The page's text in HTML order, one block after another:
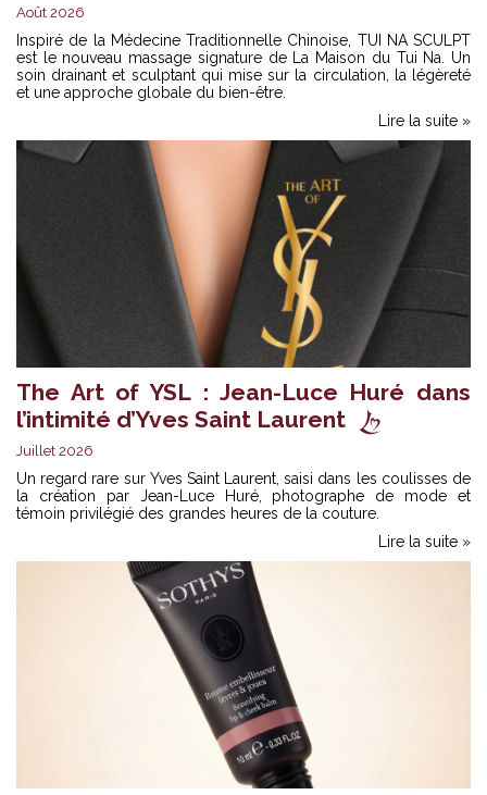
Août 2026
Inspiré de la Médecine Traditionnelle Chinoise, TUI NA SCULPT
est le nouveau massage signature de La Maison du Tui Na. Un
soin drainant et sculptant qui mise sur la circulation, la légèreté
et une approche globale du bien-être.
Lire la suite »
The Art of YSL : Jean-Luce Huré dans
l’intimité d’Yves Saint Laurent
Juillet 2026
Un regard rare sur Yves Saint Laurent, saisi dans les coulisses de
la création par Jean-Luce Huré, photographe de mode et
témoin privilégié des grandes heures de la couture.
Lire la suite »